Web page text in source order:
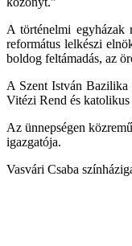
A történelmi egyházak
református lelkészi
boldog feltámadás, az
A Szent István Bazilika
Vitézi Rend és katolikus
Az ünnepségen
igazgatója.
Vasvári Csaba